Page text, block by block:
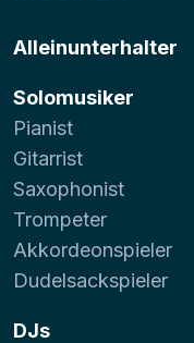
Alleinunterhalter
Solomusiker
Pianist
Gitarrist
Saxophonist
Trompeter
Akkordeonspieler
Dudelsackspieler
DJs